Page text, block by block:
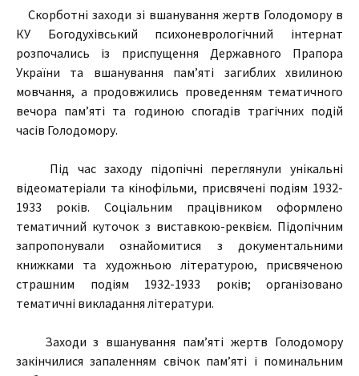
Скорботні заходи зі вшанування жертв Голодомору в
КУ Богодухівський психоневрологічний інтернат
розпочались із приспущення Державного Прапора
України та вшанування пам’яті загиблих хвилиною
мовчання, а продовжились проведенням тематичного
вечора пам’яті та годиною спогадів трагічних подій
часів Голодомору.
Під час заходу підопічні переглянули унікальні
відеоматеріали та кінофільми, присвячені подіям 1932-
1933 років. Соціальним працівником оформлено
тематичний куточок з виставкою-реквієм. Підопічним
запропонували ознайомитися з документальними
книжками та художньою літературою, присвяченою
страшним подіям 1932-1933 років; організовано
тематичні викладання літератури.
Заходи з вшанування пам’яті жертв Голодомору
закінчилися запаленням свічок пам’яті і поминальним